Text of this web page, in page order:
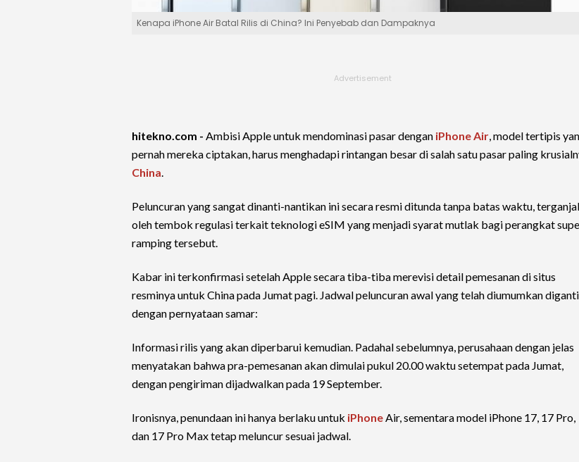
Kenapa iPhone Air Batal Rilis di China? Ini Penyebab dan Dampaknya
hitekno.com - Ambisi Apple untuk mendominasi pasar dengan iPhone Air, model tertipis
pernah mereka ciptakan, harus menghadapi rintangan besar di salah satu pasar paling
China.
Peluncuran yang sangat dinanti-nantikan ini secara resmi ditunda tanpa batas waktu, terganjal
oleh tembok regulasi terkait teknologi eSIM yang menjadi syarat mutlak bagi perangkat
ramping tersebut.
Kabar ini terkonfirmasi setelah Apple secara tiba-tiba merevisi detail pemesanan di situs
resminya untuk China pada Jumat pagi. Jadwal peluncuran awal yang telah diumumkan diganti
dengan pernyataan samar:
Informasi rilis yang akan diperbarui kemudian. Padahal sebelumnya, perusahaan dengan jelas
menyatakan bahwa pra-pemesanan akan dimulai pukul 20.00 waktu setempat pada Jumat,
dengan pengiriman dijadwalkan pada 19 September.
Ironisnya, penundaan ini hanya berlaku untuk iPhoneAir, sementara model iPhone 17, 17 Pro,
dan 17 Pro Max tetap meluncur sesuai jadwal.